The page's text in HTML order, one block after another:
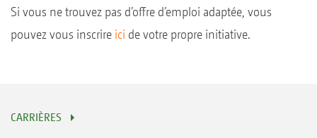
Si vous ne trouvez pas d’offre d’emploi adaptée, vous
pouvez vous inscrire ici de votre propre initiative.
CARRIÈRES